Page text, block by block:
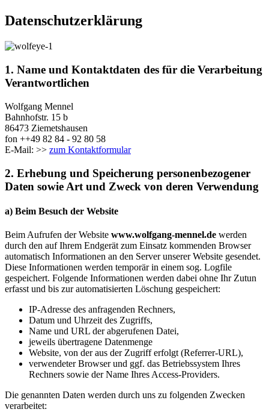
Datenschutzerklärung
1. Name und Kontaktdaten des für die Verarbeitung
Verantwortlichen
Wolfgang Mennel
Bahnhofstr. 15 b
86473 Ziemetshausen
fon ++49 82 84 - 92 80 58
E-Mail: >> zum Kontaktformular
2. Erhebung und Speicherung personenbezogener
Daten sowie Art und Zweck von deren Verwendung
a) Beim Besuch der Website
Beim Aufrufen der Website www.wolfgang-mennel.de werden
durch den auf Ihrem Endgerät zum Einsatz kommenden Browser
automatisch Informationen an den Server unserer Website gesendet.
Diese Informationen werden temporär in einem sog. Logfile
gespeichert. Folgende Informationen werden dabei ohne Ihr Zutun
erfasst und bis zur automatisierten Löschung gespeichert:
IP-Adresse des anfragenden Rechners,
Datum und Uhrzeit des Zugriffs,
Name und URL der abgerufenen Datei,
jeweils übertragene Datenmenge
Website, von der aus der Zugriff erfolgt (Referrer-URL),
verwendeter Browser und ggf. das Betriebssystem Ihres
Rechners sowie der Name Ihres Access-Providers.
Die genannten Daten werden durch uns zu folgenden Zwecken
verarbeitet: